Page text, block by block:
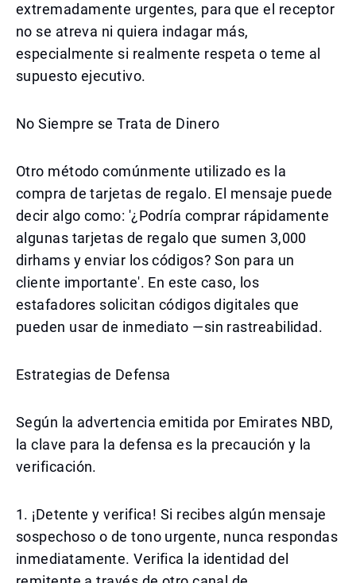
extremadamente urgentes, para que el receptor
no se atreva ni quiera indagar más,
especialmente si realmente respeta o teme al
supuesto ejecutivo.
No Siempre se Trata de Dinero
Otro método comúnmente utilizado es la
compra de tarjetas de regalo. El mensaje puede
decir algo como: '¿Podría comprar rápidamente
algunas tarjetas de regalo que sumen 3,000
dirhams y enviar los códigos? Son para un
cliente importante'. En este caso, los
estafadores solicitan códigos digitales que
pueden usar de inmediato —sin rastreabilidad.
Estrategias de Defensa
Según la advertencia emitida por Emirates NBD,
la clave para la defensa es la precaución y la
verificación.
1. ¡Detente y verifica! Si recibes algún mensaje
sospechoso o de tono urgente, nunca respondas
inmediatamente. Verifica la identidad del